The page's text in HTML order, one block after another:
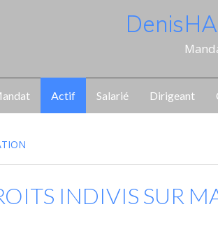
Denis
Actif Salarié Dirigeant
INDIVIS SUR